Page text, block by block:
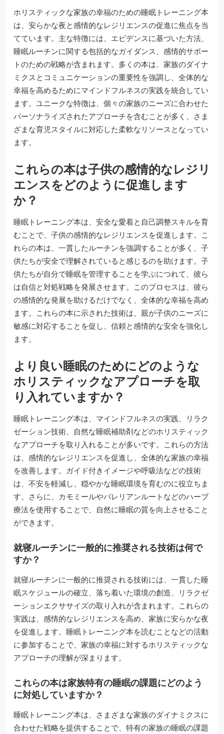
ホリスティックな家族の幸福のための睡眠トレーニング本
は、安らかな夜と感情的なレジリエンスの促進に焦点を当
てています。主な特徴には、エビデンスに基づいた方法、
睡眠ルーチンに関する包括的なガイダンス、感情的サポー
トのための戦略が含まれます。多くの本は、家族のダイナ
ミクスとコミュニケーションの重要性を強調し、全体的な
幸福を高めるためにマインドフルネスの実践を統合してい
ます。ユニークな特徴は、個々の家族のニーズに合わせた
パーソナライズされたアプローチを含むことが多く、さま
ざまな育児スタイルに対応した柔軟なリソースとなってい
ます。
これらの本は子供の感情的なレジリ
エンスをどのように促進します
か？
睡眠トレーニング本は、安全な愛着と自己調整スキルを育
むことで、子供の感情的なレジリエンスを促進します。こ
れらの本は、一貫したルーチンを強調することが多く、子
供たちが安全で理解されていると感じるのを助けます。子
供たちが自分で睡眠を管理することを学ぶにつれて、彼ら
は自信と対処戦略を発展させます。このプロセスは、彼ら
の感情的な発展を助けるだけでなく、全体的な幸福を高め
ます。これらの本に示された技術は、親が子供のニーズに
敏感に対応することを促し、信頼と感情的な安全を強化し
ます。
より良い睡眠のためにどのような
ホリスティックなアプローチを取
り入れていますか？
睡眠トレーニング本は、マインドフルネスの実践、リラク
ゼーション技術、自然な睡眠補助剤などのホリスティック
なアプローチを取り入れることが多いです。これらの方法
は、感情的なレジリエンスを促進し、全体的な家族の幸福
を改善します。ガイド付きイメージや呼吸法などの技術
は、不安を軽減し、穏やかな睡眠環境を育むのに役立ちま
す。さらに、カモミールやバレリアンルートなどのハーブ
療法を使用することで、自然に睡眠の質を向上させること
ができます。
就寝ルーチンに一般的に推奨される技術は何で
すか？
就寝ルーチンに一般的に推奨される技術には、一貫した睡
眠スケジュールの確立、落ち着いた環境の創造、リラクゼ
ーションエクササイズの取り入れが含まれます。これらの
実践は、感情的なレジリエンスを高め、家族に安らかな夜
を促進します。睡眠トレーニング本を読むことなどの活動
に参加することで、家族の幸福に対するホリスティックな
アプローチの理解が深まります。
これらの本は家族特有の睡眠の課題にどのよう
に対処していますか？
睡眠トレーニング本は、さまざまな家族のダイナミクスに
合わせた戦略を提供することで、特有の家族の睡眠の課題